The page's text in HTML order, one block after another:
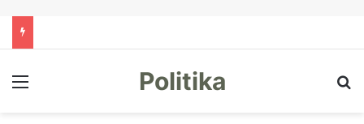
Menu Politika